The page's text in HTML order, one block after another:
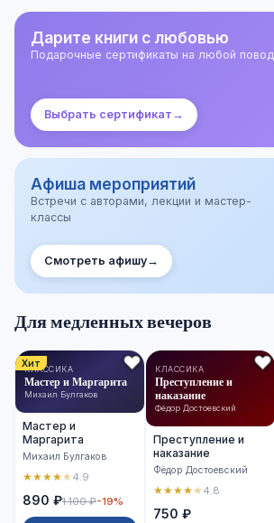
Дарите книги с любовью
Подарочные сертификаты на любой повод
Выбрать сертификат →
Афиша мероприятий
Встречи с авторами, лекции и мастер-
классы
Смотреть афишу→
Для медленных вечеров
Хит
КЛАССИКА
Мастер и Маргарита
Михаил Булгаков
Мастер и
Маргарита
Михаил Булгаков
★★★★★4.9
890 ₽1 100 ₽-19%
КЛАССИКА
Преступление и
наказание
Фёдор Достоевский
Преступление и
наказание
Фёдор Достоевский
★★★★★4.8
750 ₽